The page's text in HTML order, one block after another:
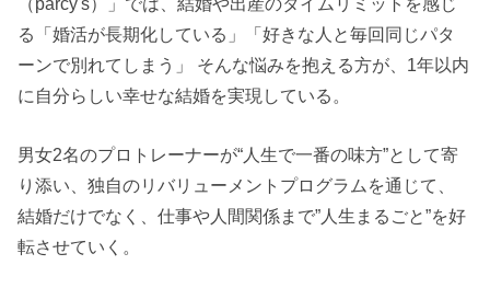
る「婚活が長期化している」「好きな人と毎回同じパタ
ーンで別れてしまう」 そんな悩みを抱える方が、1年以内
に自分らしい幸せな結婚を実現している。
男女2名のプロトレーナーが“人生で一番の味方”として寄
り添い、独自のリバリューメントプログラムを通じて、
結婚だけでなく、仕事や人間関係まで”人生まるごと”を好
転させていく。